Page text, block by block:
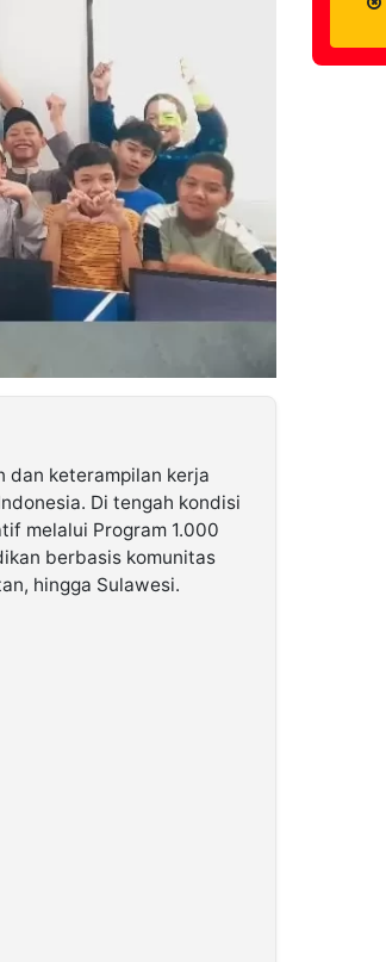
dan keterampilan kerja
Di tengah kondisi
melalui Program 1.000
berbasis komunitas
hingga Sulawesi.